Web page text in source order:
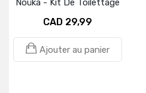
Noüka - Kit De Toilettage
CAD 29,99
Ajouter au panier